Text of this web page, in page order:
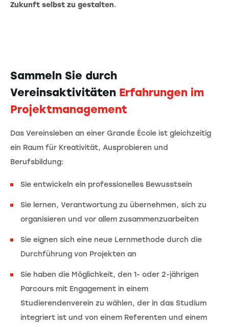
Zukunft selbst zu gestalten.
Sammeln Sie durch
Vereinsaktivitäten Erfahrungen im
Projektmanagement
Das Vereinsleben an einer Grande École ist gleichzeitig
ein Raum für Kreativität, Ausprobieren und
Berufsbildung:
Sie entwickeln ein professionelles Bewusstsein
Sie lernen, Verantwortung zu übernehmen, sich zu
organisieren und vor allem zusammenzuarbeiten
Sie eignen sich eine neue Lernmethode durch die
Durchführung von Projekten an
Sie haben die Möglichkeit, den 1- oder 2-jährigen
Parcours mit Engagement in einem
Studierendenverein zu wählen, der in das Studium
integriert ist und von einem Referenten und einem